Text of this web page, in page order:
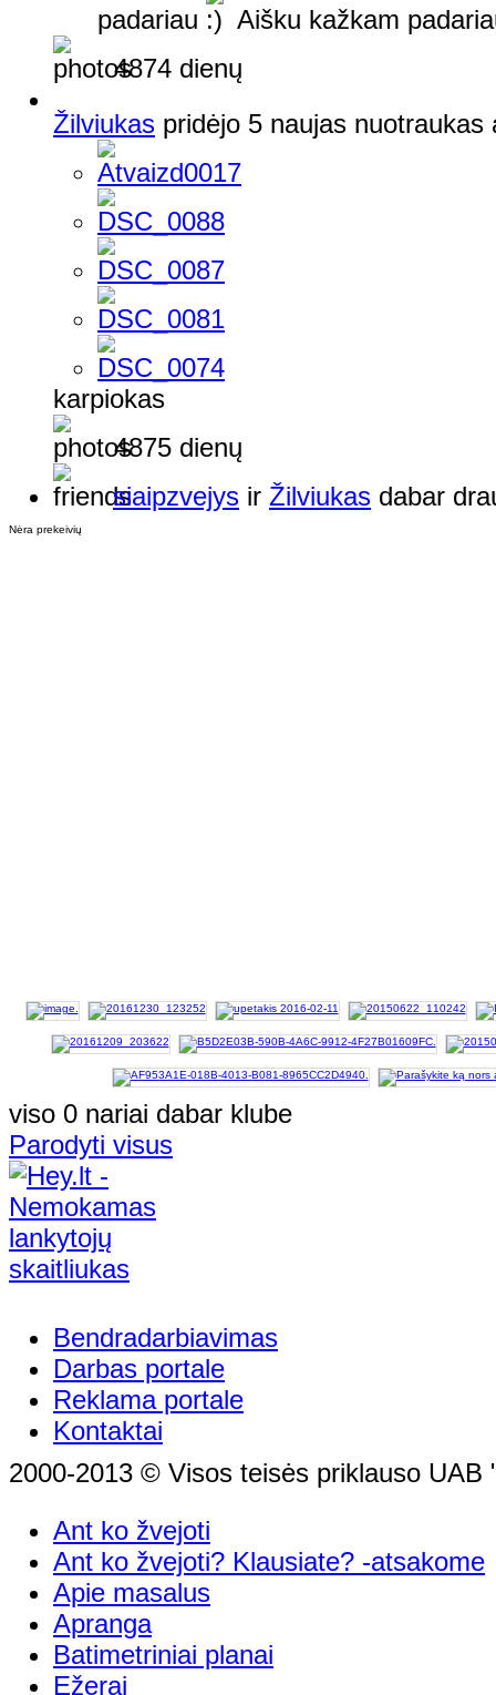
padariau
Aišku kažkam
4874 dienų
Žilviukas pridėjo 5 naujas
karpiokas
4875 dienų
siaipzvejys ir Žilviukas dabar
Nėra prekeivių
viso 0 nariai dabar klube
Parodyti visus
Bendradarbiavimas
Darbas portale
Reklama portale
Kontaktai
2000-2013 © Visos teisės priklauso UAB
Ant ko žvejoti
Ant ko žvejoti? Klausiate? -atsakome
Apie masalus
Apranga
Batimetriniai planai
Ežerai